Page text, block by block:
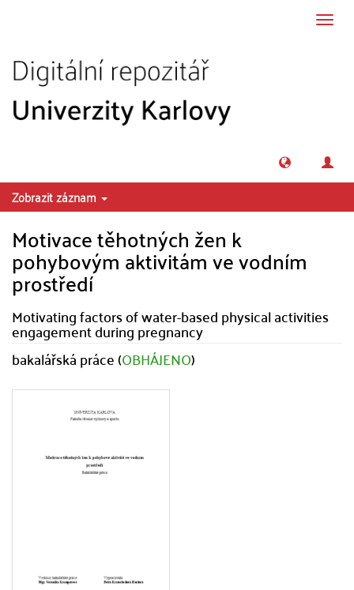
Zobrazit záznam
Motivace těhotných žen k
pohybovým aktivitám ve vodním
prostředí
Motivating factors of water-based physical activities
engagement during pregnancy
bakalářská práce (OBHÁJENO)